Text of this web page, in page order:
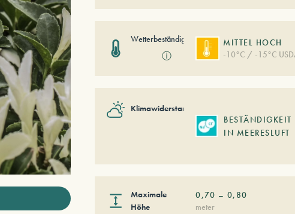
Wetterbeständigkeit
ⓘ
MITTEL HOCH
-10°C / -15°C
Klimawiderstand
BESTÄNDIGKEIT
IN MEERESLUFT
Maximale
Höhe
0,70 – 0,80
meter